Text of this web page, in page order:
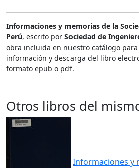
Informaciones y memorias de la
Perú, escrito por Sociedad de
obra incluida en nuestro catálogo
información y descarga del libro
formato epub o pdf.
Otros libros del
Informaciones y